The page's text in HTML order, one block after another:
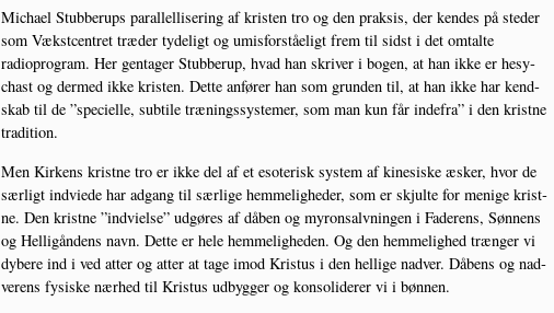
Micha­el Stub­be­rups paral­lel­li­se­ring af kri­sten tro og den prak­sis, der ken­des på ste­der
som Vækst­cen­tret træ­der tyde­ligt og umis­for­stå­e­ligt frem til sidst i det omtal­te
radiopro­gram. Her gen­ta­ger Stub­be­rup, hvad han skri­ver i bogen, at han ikke er hesy­
chast og der­med ikke kri­sten. Det­te anfø­rer han som grun­den til, at han ikke har kend­
skab til de ”spe­ci­el­le, sub­ti­le træ­nings­sy­ste­mer, som man kun får inde­fra” i den krist­ne
tradition.
Men Kir­kens krist­ne tro er ikke del af et eso­te­risk system af kine­si­ske æsker, hvor de
sær­ligt ind­vie­de har adgang til sær­li­ge hem­me­lig­he­der, som er skjul­te for meni­ge krist­
ne. Den krist­ne ”ind­vi­el­se” udgø­res af dåben og myronsalv­nin­gen i Fade­rens, Søn­nens
og Hel­li­gån­dens navn. Det­te er hele hem­me­lig­he­den. Og den hem­me­lig­hed træn­ger vi
dybe­re ind i ved atter og atter at tage imod Kristus i den hel­li­ge nad­ver. Dåbens og nad­
ve­rens fysi­ske nær­hed til Kristus udbyg­ger og kon­so­li­de­rer vi i bønnen.